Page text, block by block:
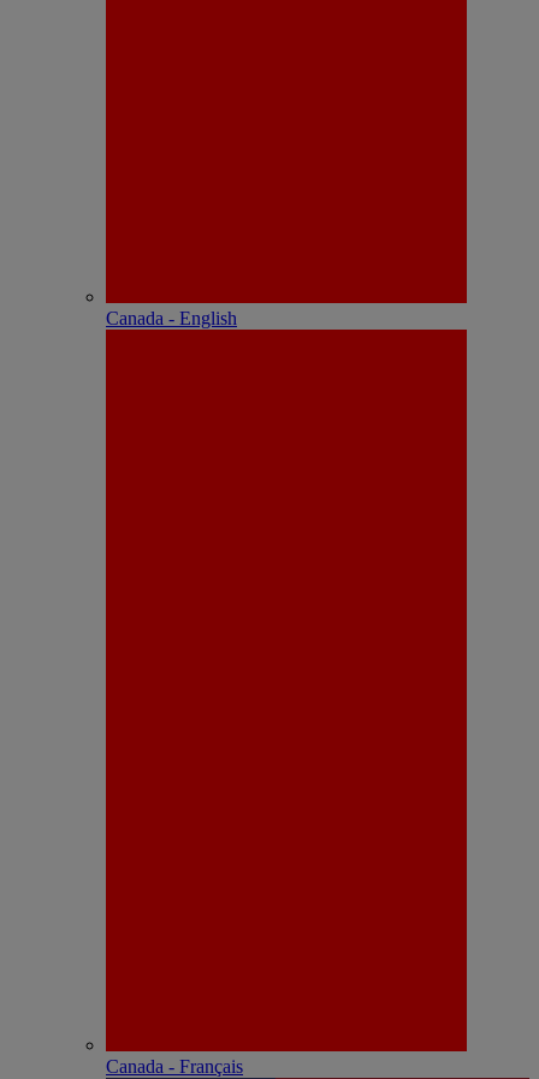
Canada - English
Canada - Français